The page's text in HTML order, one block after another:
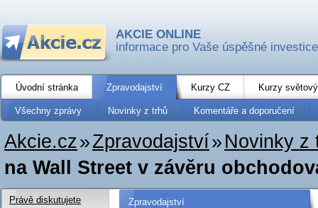
AKCIE ONLINE
informace pro Vaše úspěšné investice
Úvodní stránka Zpravodajství Kurzy CZ Kurzy
Všechny zprávy Novinky z trhů Komentáře a doporučení
Akcie.cz»Zpravodajství» Novinky z
na Wall Street v závěru
Zpravodajství
Právě diskutujete